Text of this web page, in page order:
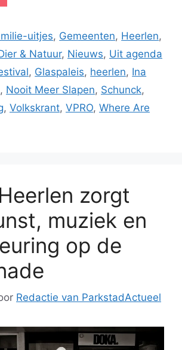
uitjes, Gemeenten, Heerlen,
& Natuur, Nieuws, Uit agenda
, Glaspaleis, heerlen, Ina
, Nooit Meer Slapen, Schunck,
, Volkskrant, VPRO, Where Are
zorgt
muziek en
op de
Redactie van ParkstadActueel